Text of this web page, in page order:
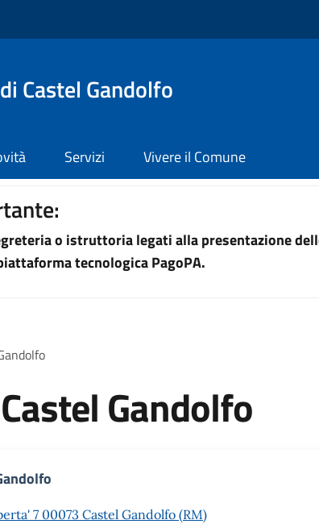
Castel Gandolfo
Servizi Vivere il Comune
o istruttoria legati alla presentazione
tecnologica PagoPA.
Gandolfo
7 00073 Castel Gandolfo (RM)